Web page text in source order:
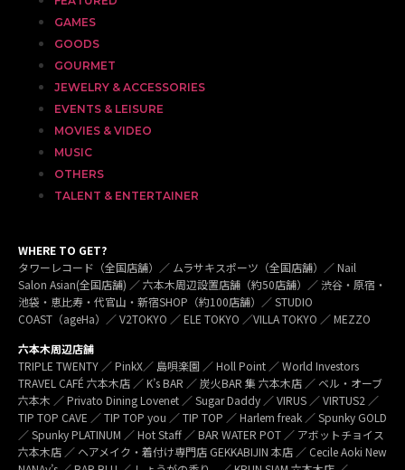
GAMES
GOODS
GOURMET
JEWELRY & ACCESSORIES
EVENTS & LEISURE
MOVIES & VIDEO
MUSIC
OTHERS
TALENT & ENTERTAINER
WHERE TO GET?
タワーレコード（全国店舗）／ ムラサキスポーツ（全国店舗）／ Nail
Salon Asian(全国店舗) ／ 六本木周辺設置店舗（約50店舗）／ 渋谷・原宿・
池袋・恵比寿・代官山・新宿SHOP（約100店舗）／ STUDIO
COAST（ageHa）／ V2TOKYO ／ ELE TOKYO ／VILLA TOKYO ／ MEZZO
六本木周辺店舗
TRIPLE TWENTY ／ PinkX／ 島唄楽園 ／ Holl Point ／ World Investors
TRAVEL CAFÉ 六本木店 ／ K’s BAR ／ 炭火BAR 集 六本木店 ／ ベル・オーブ
六本木 ／ Privato Dining Lovenet ／ Sugar Daddy ／ VIRUS ／ VIRTUS2 ／
TIP TOP CAVE ／ TIP TOP you ／ TIP TOP ／ Harlem freak ／ Spunky GOLD
／ Spunky PLATINUM ／ Hot Staff ／ BAR WATER POT ／ アボットチョイス
六本木店 ／ ヘアメイク・着付け専門店 GEKKABIJIN 本店 ／ Cecile Aoki New